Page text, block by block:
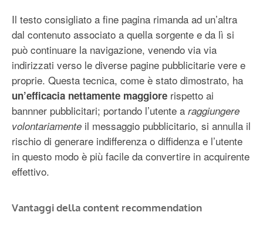
Il testo consigliato a fine pagina rimanda ad un’altra
dal contenuto associato a quella sorgente e da lì si
può continuare la navigazione, venendo via via
indirizzati verso le diverse pagine pubblicitarie vere e
proprie. Questa tecnica, come è stato dimostrato, ha
un’efficacia nettamente maggiore rispetto ai
bannner pubblicitari; portando l’utente a raggiungere
volontariamente il messaggio pubblicitario, si annulla il
rischio di generare indifferenza o diffidenza e l’utente
in questo modo è più facile da convertire in acquirente
effettivo.
Vantaggi della content recommendation